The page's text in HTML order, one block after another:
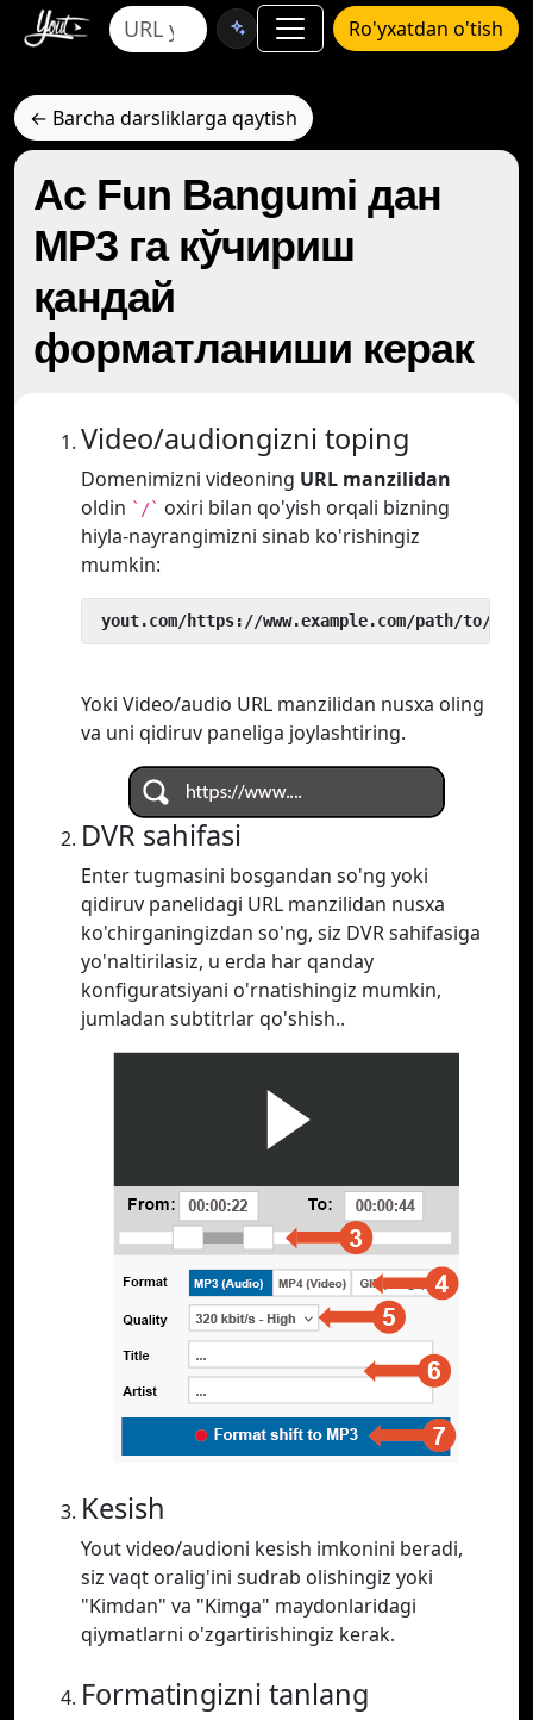
Ro'yxatdan o'tish
← Barcha darsliklarga qaytish
Ac Fun Bangumi дан
MP3 га кўчириш
қандай
форматланиши керак
Video/audiongizni toping
Domenimizni videoning URL manzilidan
oldin `/` oxiri bilan qo'yish orqali bizning
hiyla-nayrangimizni sinab ko'rishingiz
mumkin:
yout.com/https://www.example.com/path/to/
Yoki Video/audio URL manzilidan nusxa oling
va uni qidiruv paneliga joylashtiring.
DVR sahifasi
Enter tugmasini bosgandan so'ng yoki
qidiruv panelidagi URL manzilidan nusxa
ko'chirganingizdan so'ng, siz DVR sahifasiga
yo'naltirilasiz, u erda har qanday
konfiguratsiyani o'rnatishingiz mumkin,
jumladan subtitrlar qo'shish..
Kesish
Yout video/audioni kesish imkonini beradi,
siz vaqt oralig'ini sudrab olishingiz yoki
"Kimdan" va "Kimga" maydonlaridagi
qiymatlarni o'zgartirishingiz kerak.
Formatingizni tanlang